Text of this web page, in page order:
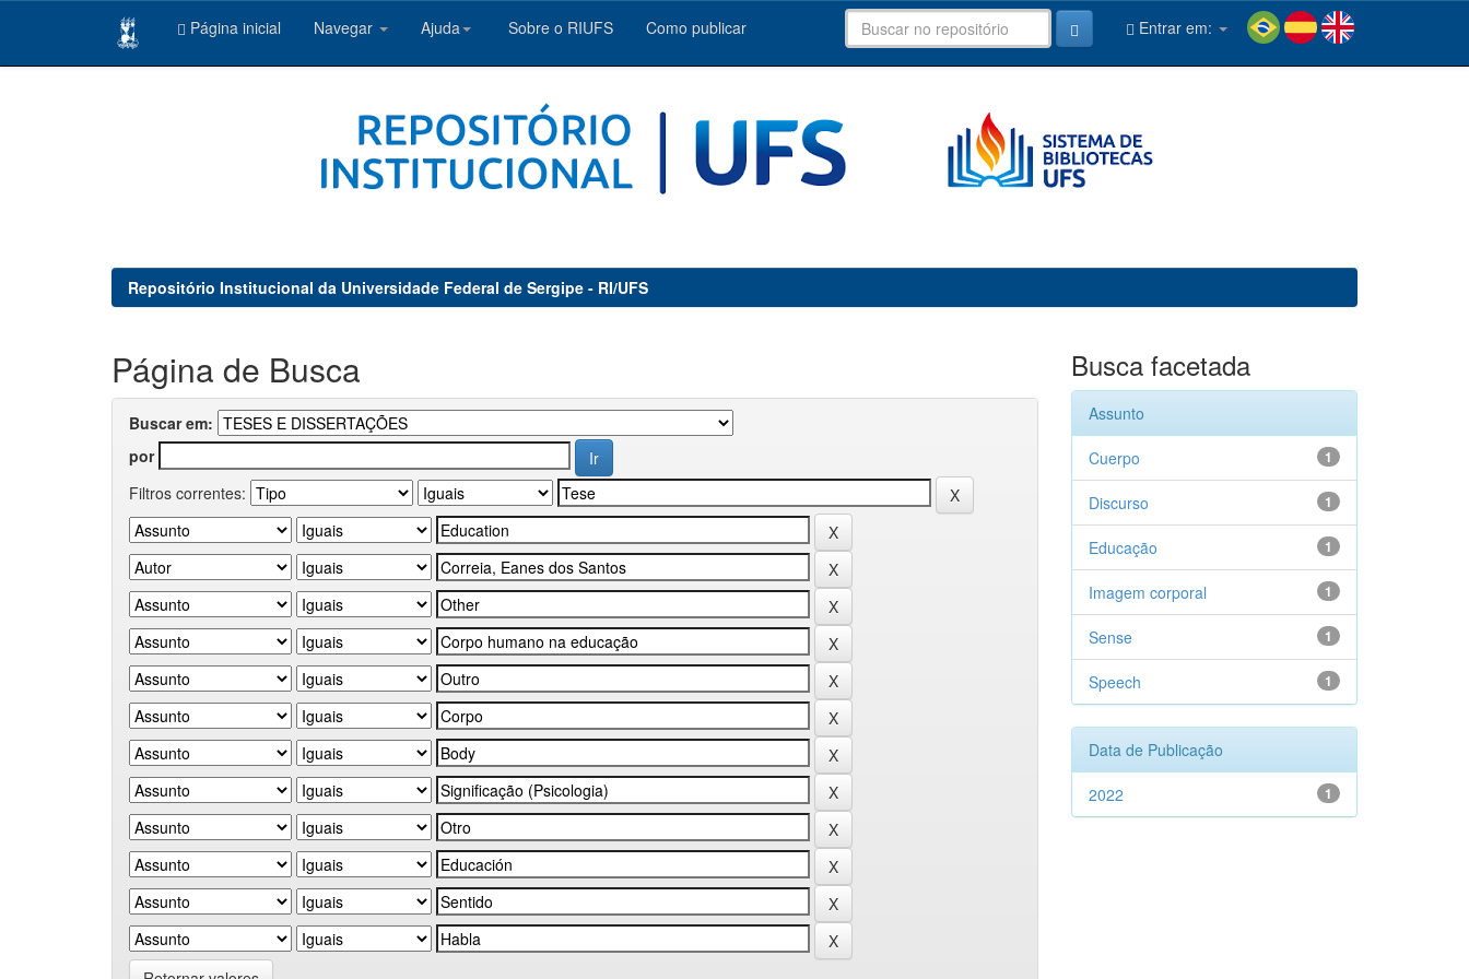
Página inicial Navegar Ajuda Sobre o RIUFS Como publicar Entrar em:
Repositório Institucional da Universidade Federal de Sergipe - RI/UFS
Página de Busca
Buscar em:
por
Filtros correntes:
Busca facetada
Assunto
1
Cuerpo
1
Discurso
1
Educação
1
Imagem corporal
1
Sense
1
Speech
Data de Publicação
1
2022